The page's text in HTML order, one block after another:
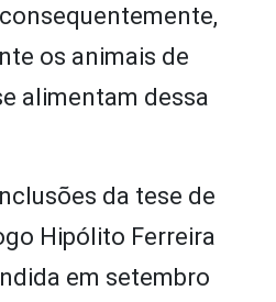
os animais de
alimentam dessa
da tese de
Hipólito Ferreira
em setembro